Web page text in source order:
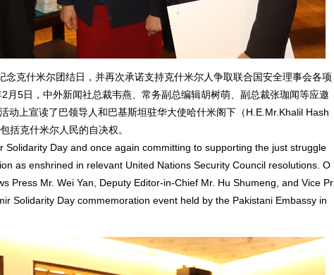
克什米尔团结日，并再次承诺支持克什米尔人争取联合国安全理事会各项
5日，中外新闻社总裁韦燕、常务副总编辑胡树萌、副总裁张珈闻等应邀
动上宣读了巴领导人和巴基斯坦驻华大使哈什米阁下（H.E.Mr.Khalil Hash
括克什米尔人民的自决权。
Day and once again committing to supporting the just struggle
as enshrined in relevant United Nations Security Council resolutions. O
Press Mr. Wei Yan, Deputy Editor-in-Chief Mr. Hu Shumeng, and Vice Pr
Solidarity Day commemoration event held by the Pakistani Embassy in